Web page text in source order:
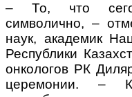
– То, что
символично, –
наук, академик
Республики
онкологов РК
церемонии. –